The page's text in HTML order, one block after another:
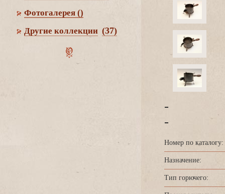
Фотогалерея ()
Другие коллекции (37)
-
-
Номер по каталогу:
Назначение:
Тип горючего: